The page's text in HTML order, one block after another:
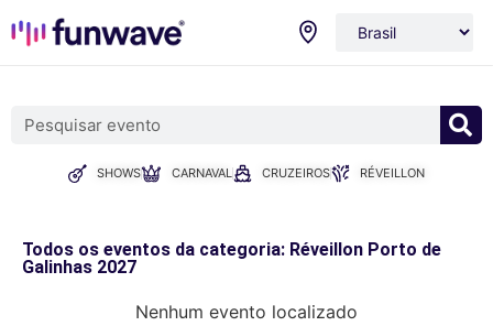
SHOWS CARNAVAL CRUZEIROS RÉVEILLON
Todos os eventos da categoria: Réveillon Porto de
Galinhas 2027
Nenhum evento localizado